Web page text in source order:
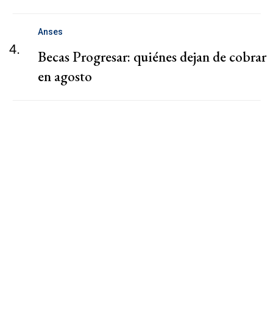
4.
Anses
Becas Progresar: quiénes dejan de cobrar
en agosto